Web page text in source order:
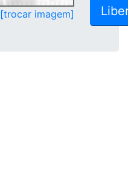
[trocar imagem]